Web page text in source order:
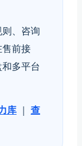
、咨询
售前接
多平台
库 ｜ 查